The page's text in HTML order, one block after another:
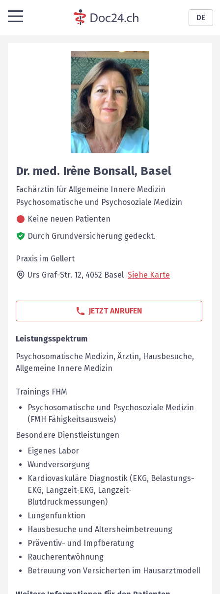
DE
Dr. med. Irène Bonsall, Basel
Fachärztin für Allgemeine Innere Medizin
Psychosomatische und Psychosoziale Medizin
Keine neuen Patienten
Durch Grundversicherung gedeckt.
Praxis im Gellert
Urs Graf-Str. 12, 4052 Basel Siehe Karte
JETZT ANRUFEN
Leistungsspektrum
Psychosomatische Medizin, Ärztin, Hausbesuche,
Allgemeine Innere Medizin
Trainings FHM
Psychosomatische und Psychosoziale Medizin
(FMH Fähigkeitsausweis)
Besondere Dienstleistungen
Eigenes Labor
Wundversorgung
Kardiovaskuläre Diagnostik (EKG, Belastungs-
EKG, Langzeit-EKG, Langzeit-
Blutdruckmessungen)
Lungenfunktion
Hausbesuche und Altersheimbetreuung
Präventiv- und Impfberatung
Raucherentwöhnung
Betreuung von Versicherten im Hausarztmodell